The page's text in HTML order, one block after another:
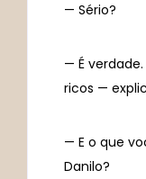
— Sério?
— É
ricos —
— E o que
Danilo?